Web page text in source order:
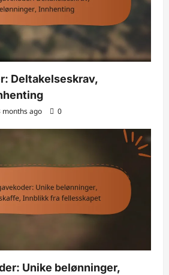
Deltakelseskrav,
months ago 0
Unike belønninger,